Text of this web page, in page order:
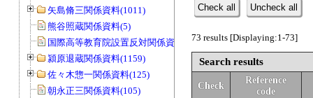
矢島脩三関係資料(1011)
熊谷照蔵関係資料(5)
国際高等教育院設置反対関係資料(20)
潁原退蔵関係資料(1159)
佐々木惣一関係資料(125)
朝永正三関係資料(105)
Check all Uncheck all
73 results [Displaying:1-73]
Search results
Check
Reference
code